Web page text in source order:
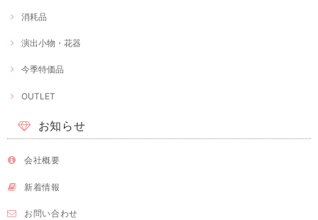
消耗品
演出小物・花器
今季特価品
OUTLET
お知らせ
会社概要
新着情報
お問い合わせ